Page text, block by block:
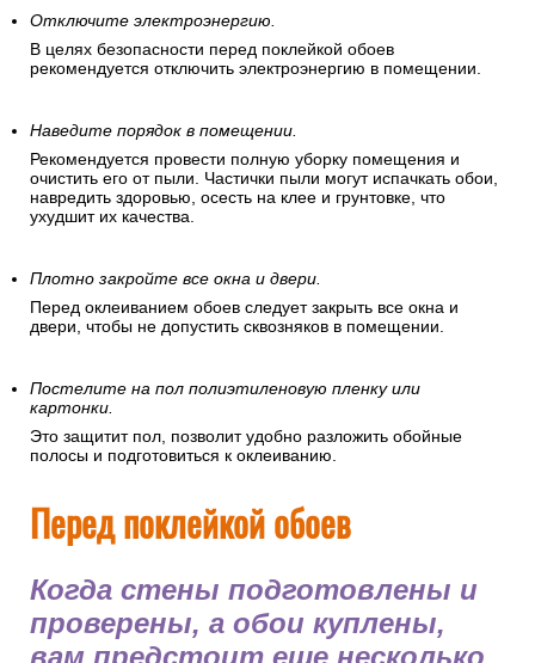
Отключите электроэнергию.
В целях безопасности перед поклейкой обоев
рекомендуется отключить электроэнергию в помещении.
Наведите порядок в помещении.
Рекомендуется провести полную уборку помещения и
очистить его от пыли. Частички пыли могут испачкать обои,
навредить здоровью, осесть на клее и грунтовке, что
ухудшит их качества.
Плотно закройте все окна и двери.
Перед оклеиванием обоев следует закрыть все окна и
двери, чтобы не допустить сквозняков в помещении.
Постелите на пол полиэтиленовую пленку или
картонки.
Это защитит пол, позволит удобно разложить обойные
полосы и подготовиться к оклеиванию.
Перед поклейкой обоев
Когда стены подготовлены и
проверены, а обои куплены,